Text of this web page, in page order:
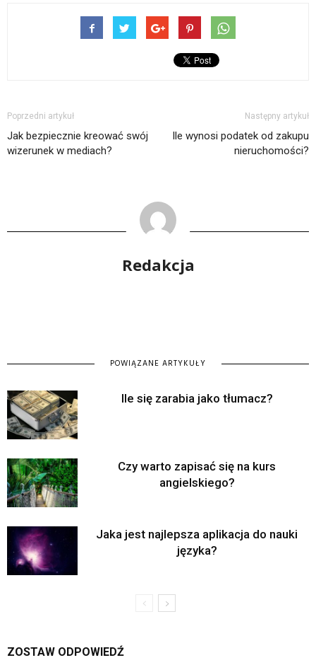
Poprzedni artykuł
Jak bezpiecznie kreować swój
wizerunek w mediach?
Następny artykuł
Ile wynosi podatek od zakupu
nieruchomości?
Redakcja
POWIĄZANE ARTYKUŁY
Ile się zarabia jako tłumacz?
Czy warto zapisać się na kurs
angielskiego?
Jaka jest najlepsza aplikacja do nauki
języka?
ZOSTAW ODPOWIEDŹ